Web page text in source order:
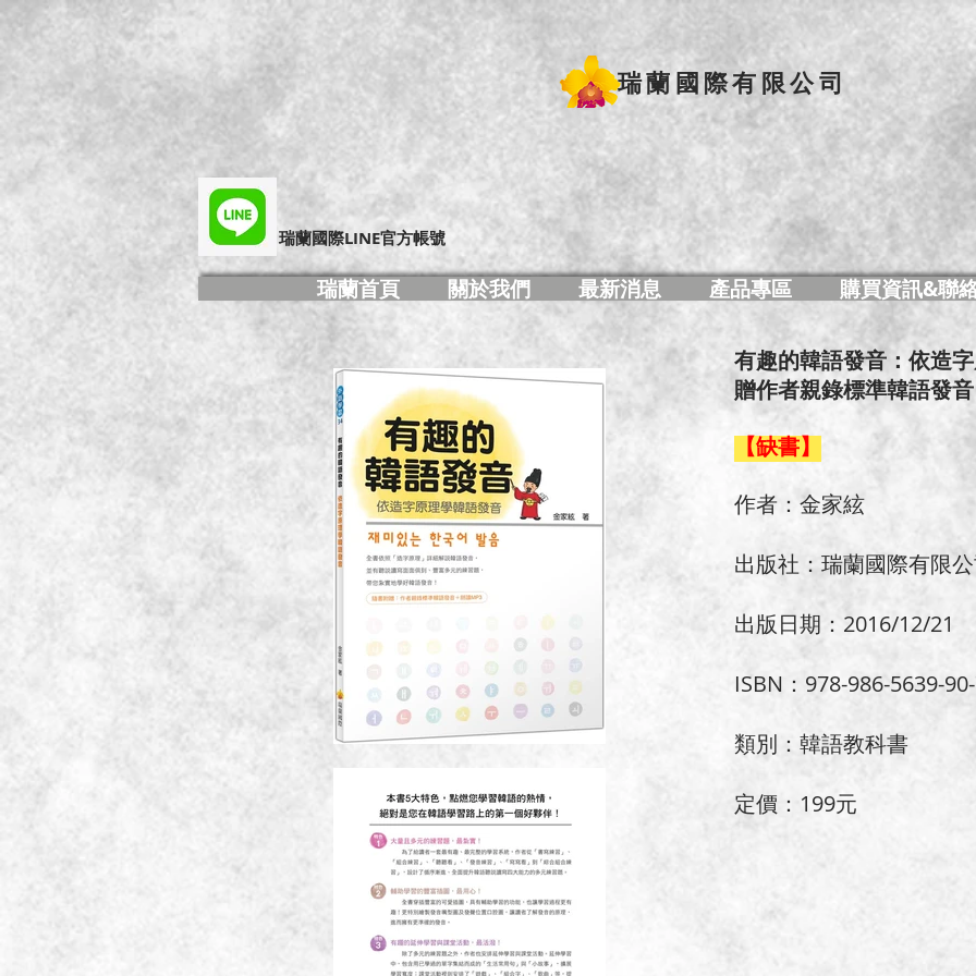
瑞蘭國際有限公司
​瑞蘭國際LINE官方帳號
瑞蘭首頁 關於我們 最新消息 產品專區 購買資訊&聯
有趣的韓語發音：依造
贈作者親錄標準韓語發
【缺書】
作者：金家絃
出版社：瑞蘭國際有限
出版日期：2016/12/21
ISBN：978-986-5639-
類別：韓語教科書
定價：199元